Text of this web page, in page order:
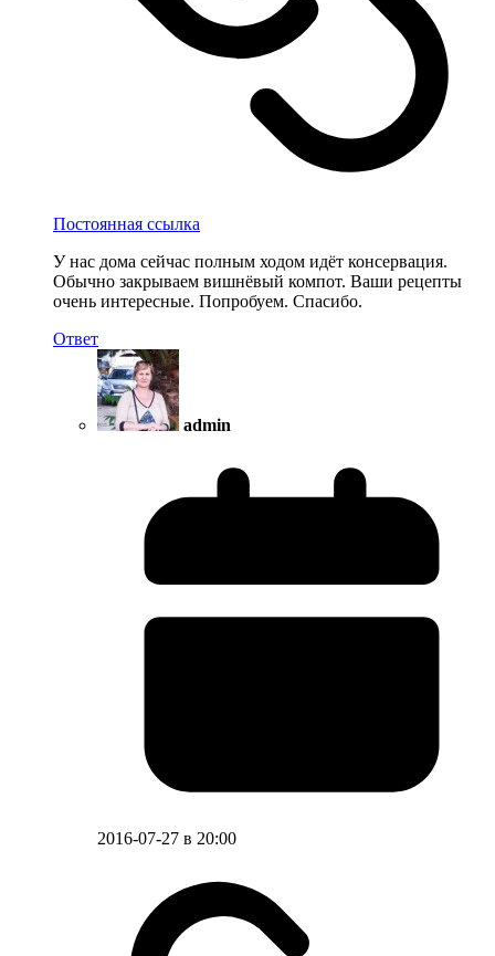
Постоянная ссылка
У нас дома сейчас полным ходом идёт консервация.
Обычно закрываем вишнёвый компот. Ваши рецепты
очень интересные. Попробуем. Спасибо.
Ответ
admin
2016-07-27 в 20:00